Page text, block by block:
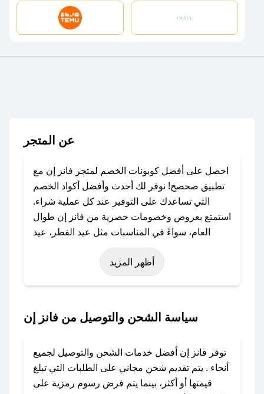
عن المتجر
احصل على أفضل كوبونات الخصم لمتجر فانز إن مع
تطبيق صحصح! نوفر لك أحدث وأفضل أكواد الخصم
التي تساعدك على التوفير عند كل عملية شراء.
استمتع بعروض وخصومات حصرية من فانز إن طوال
العام، سواءً في المناسبات مثل عيد الفطر، عيد
الأضحى، الجمعة البيضاء (شهر نوفمبر)، رمضان،
اليوم الوطني، يوم التأسيس، أو حتى عروض خاصة
باستخدام تطبيق صحصح، يمكنك العثور بسهولة على
تواصل معنا عبر تويتر أو البريد الإلكتروني لإضافته
بسرعة.
أظهر المزيد
سياسة الشحن والتوصيل من فانز إن
توفر فانز إن أفضل خدمات الشحن والتوصيل لجميع
أنحاء . يتم تقديم شحن مجاني على الطلبات التي تبلغ
قيمتها أو أكثر، بينما يتم فرض رسوم رمزية على